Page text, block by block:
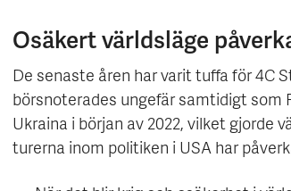
Osäkert världsläge
De senaste åren har varit tuffa för 4C
börsnoterades ungefär samtidigt som
Ukraina i början av 2022, vilket gjorde
turerna inom politiken i USA har